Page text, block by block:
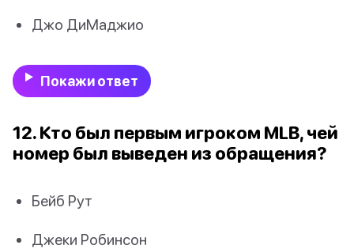
Джо ДиМаджио
Покажи ответ
12. Кто был первым игроком MLB, чей
номер был выведен из обращения?
Бейб Рут
Джеки Робинсон